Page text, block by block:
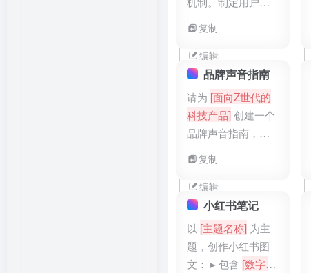
APP内反馈入口、
社交媒体评论收
集）、反馈分类标
准（功能问题、内
容问题等）、处理
流程（处理时间、
为用户反馈处理手
册，保障用户问题
得到及时解决。
复制
编辑
品牌声音指南
请为 [面向Z世代的
科技产品]创建一个
品牌声音指南，包
和沟通禁忌。
复制
编辑
小红书笔记
以 [主题名称] 为主
题，创作小红书图
文： ▸ 包含 [数字]